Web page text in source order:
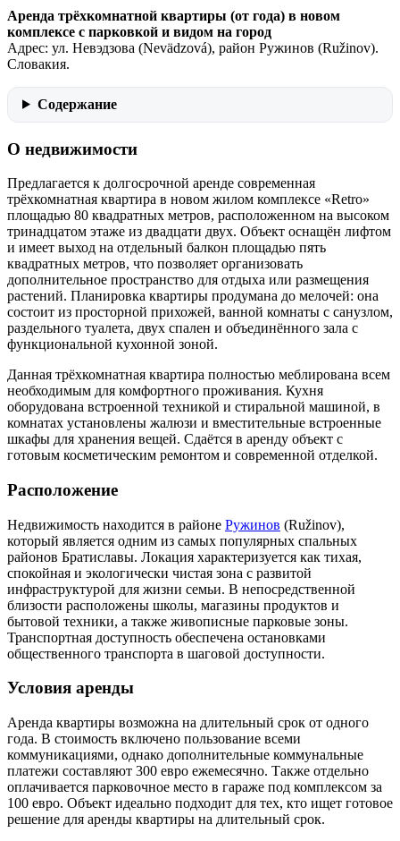
Аренда трёхкомнатной квартиры (от года) в новом
комплексе с парковкой и видом на город
Aдрес: ул. Невэдзова (Nevädzová), район Ружинов (Ružinov).
Словакия.
Содержание
О недвижимости
Предлагается к долгосрочной аренде современная
трёхкомнатная квартира в новом жилом комплексе «Retro»
площадью 80 квадратных метров, расположенном на высоком
тринадцатом этаже из двадцати двух. Объект оснащён лифтом
и имеет выход на отдельный балкон площадью пять
квадратных метров, что позволяет организовать
дополнительное пространство для отдыха или размещения
растений. Планировка квартиры продумана до мелочей: она
состоит из просторной прихожей, ванной комнаты с санузлом,
раздельного туалета, двух спален и объединённого зала с
функциональной кухонной зоной.
Данная трёхкомнатная квартира полностью меблирована всем
необходимым для комфортного проживания. Кухня
оборудована встроенной техникой и стиральной машиной, в
комнатах установлены жалюзи и вместительные встроенные
шкафы для хранения вещей. Сдаётся в аренду объект с
готовым косметическим ремонтом и современной отделкой.
Расположение
Недвижимость находится в районе Ружинов (Ružinov),
который является одним из самых популярных спальных
районов Братиславы. Локация характеризуется как тихая,
спокойная и экологически чистая зона с развитой
инфраструктурой для жизни семьи. В непосредственной
близости расположены школы, магазины продуктов и
бытовой техники, а также живописные парковые зоны.
Транспортная доступность обеспечена остановками
общественного транспорта в шаговой доступности.
Условия аренды
Аренда квартиры возможна на длительный срок от одного
года. В стоимость включено пользование всеми
коммуникациями, однако дополнительные коммунальные
платежи составляют 300 евро ежемесячно. Также отдельно
оплачивается парковочное место в гараже под комплексом за
100 евро. Объект идеально подходит для тех, кто ищет готовое
решение для аренды квартиры на длительный срок.